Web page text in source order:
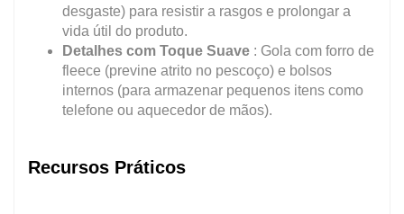
desgaste) para resistir a rasgos e prolongar a
vida útil do produto.
Detalhes com Toque Suave : Gola com forro de
fleece (previne atrito no pescoço) e bolsos
internos (para armazenar pequenos itens como
telefone ou aquecedor de mãos).
Recursos Práticos